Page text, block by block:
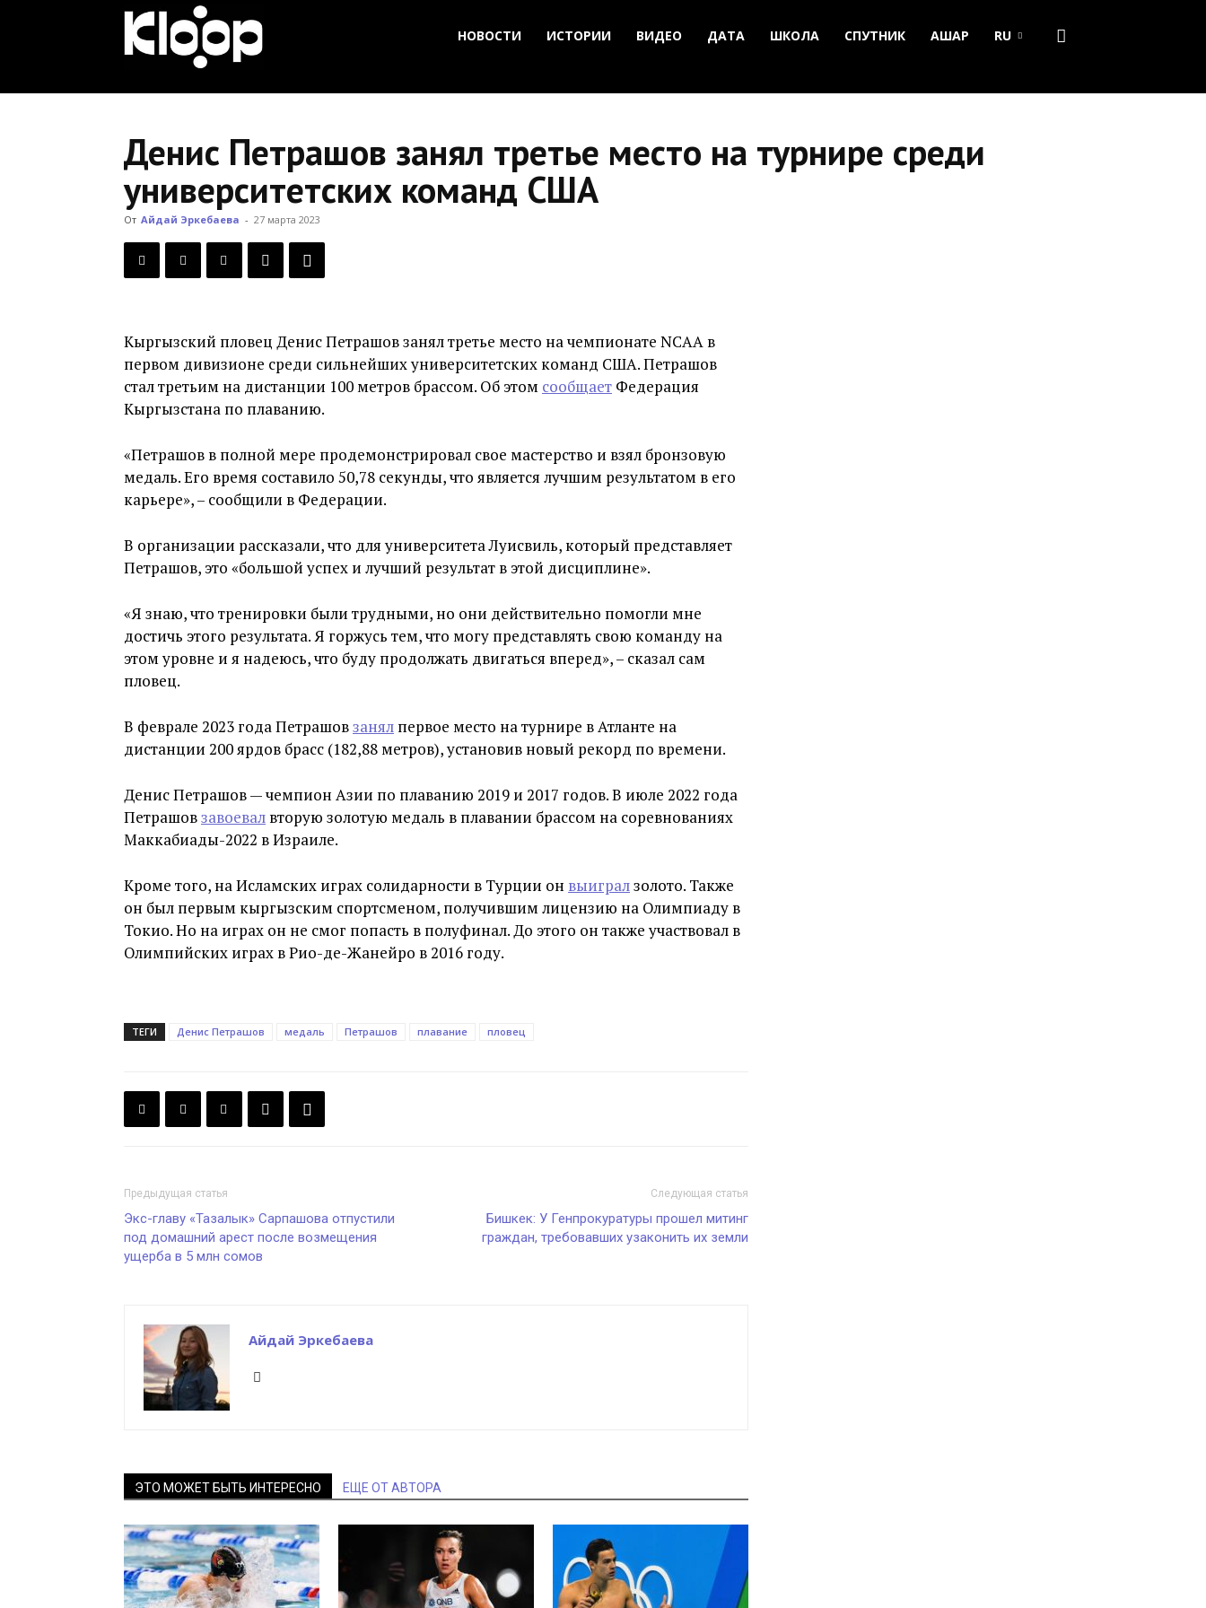
Новости
Кыргызстана
НОВОСТИ ИСТОРИИ ВИДЕО ДАТА ШКОЛА СПУТНИК АШАР RU
Денис Петрашов занял третье место на турнире среди
университетских команд США
От Айдай Эркебаева - 27 марта 2023
Кыргызский пловец Денис Петрашов занял третье место на чемпионате NCAA в
первом дивизионе среди сильнейших университетских команд США. Петрашов
стал третьим на дистанции 100 метров брассом. Об этом сообщает Федерация
Кыргызстана по плаванию.
«Петрашов в полной мере продемонстрировал свое мастерство и взял бронзовую
медаль. Его время составило 50,78 секунды, что является лучшим результатом в его
карьере», – сообщили в Федерации.
В организации рассказали, что для университета Луисвиль, который представляет
Петрашов, это «большой успех и лучший результат в этой дисциплине».
«Я знаю, что тренировки были трудными, но они действительно помогли мне
достичь этого результата. Я горжусь тем, что могу представлять свою команду на
этом уровне и я надеюсь, что буду продолжать двигаться вперед», – сказал сам
пловец.
В феврале 2023 года Петрашовзанял первое место на турнире в Атланте на
дистанции 200 ярдов брасс (182,88 метров), установив новый рекорд по времени.
Денис Петрашов — чемпион Азии по плаванию 2019 и 2017 годов. В июле 2022 года
Петрашовзавоевал вторую золотую медаль в плавании брассом на соревнованиях
Маккабиады-2022 в Израиле.
Кроме того, на Исламских играх солидарности в Турции он выигралзолото. Также
он был первым кыргызским спортсменом, получившим лицензию на Олимпиаду в
Токио. Но на играх он не смог попасть в полуфинал. До этого он также участвовал в
Олимпийских играх в Рио-де-Жанейро в 2016 году.
ТЕГИ Денис Петрашов медаль Петрашов плавание пловец
Предыдущая статья
Экс-главу «Тазалык» Сарпашова отпустили
под домашний арест после возмещения
ущерба в 5 млн сомов
Следующая статья
Бишкек: У Генпрокуратуры прошел митинг
граждан, требовавших узаконить их земли
Айдай Эркебаева
ЭТО МОЖЕТ БЫТЬ ИНТЕРЕСНО ЕЩЕ ОТ АВТОРА